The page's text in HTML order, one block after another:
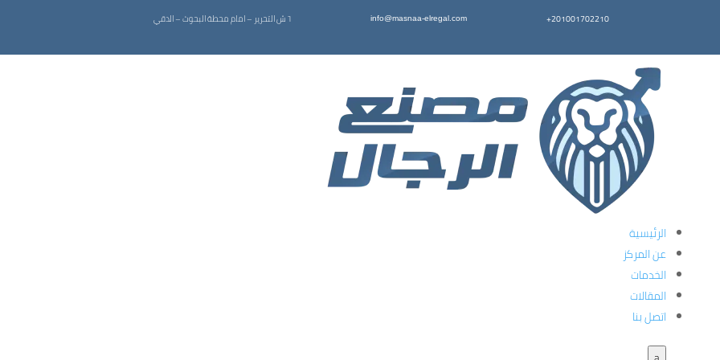
+201001702210
info@masnaa-elregal.com ٦ ش التحرير – امام محطة البحوث – الدقي
الرئيسية
عن المركز
الخدمات
المقالات
اتصل بنا